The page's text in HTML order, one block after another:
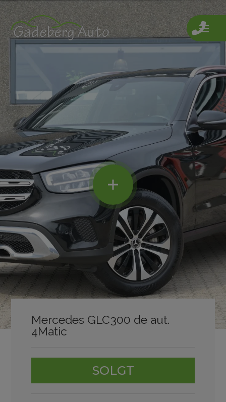
Mercedes GLC300 de aut.
4Matic
SOLGT